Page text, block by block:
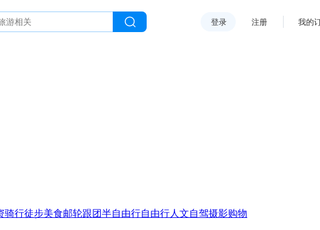
登录 注册 我的
骑行徒步美食邮轮跟团半自由行自由行人文自驾摄影购物